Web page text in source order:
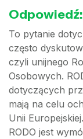
Odpowiedź:
To pytanie
często
czyli unijnego
Osobowych.
dotyczących
mają na celu
Unii
RODO jest